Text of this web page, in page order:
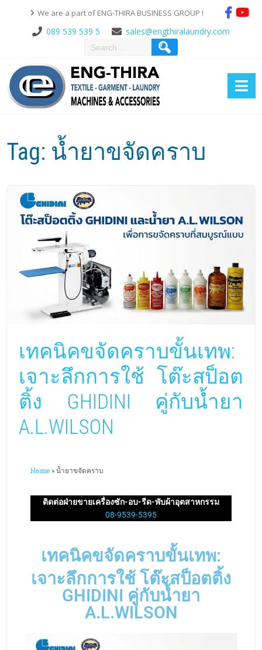
We are a part of ENG-THIRA BUSINESS GROUP !
089 539 539 5 sales@engthiralaundry.com
Tag: น้ำยาขจัดคราบ
เทคนิคขจัดคราบขั้นเทพ:
เจาะลึกการใช้ โต๊ะสป็อต
ติ้ง GHIDINI คู่กับน้ำยา
A.L.WILSON
Home »น้ำยาขจัดคราบ
ติดต่อฝ่ายขายเครื่องซัก-อบ-รีด-พับผ้าอุตสาหกรรม
08-9539-5395
เทคนิคขจัดคราบขั้นเทพ:
เจาะลึกการใช้ โต๊ะสป็อตติ้ง
GHIDINI คู่กับน้ำยา
A.L.WILSON